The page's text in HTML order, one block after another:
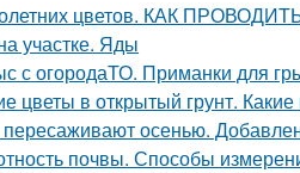
цветов. КАК
участке. Яды
с огородаТО. Приманки для
цветы в открытый грунт.
осенью.
почвы. Способы